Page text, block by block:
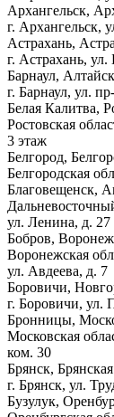
Архангельск,
г. Архангельск,
Астрахань,
г. Астрахань,
Барнаул,
г. Барнаул, ул.
Белая Калитва,
Ростовская
3 этаж
Белгород,
Белгородская
Благовещенск,
ул. Ленина, д. 27
Бобров,
Воронежская
ул. Авдеева, д. 7
Боровичи,
г. Боровичи, ул.
Бронницы,
Московская
ком. 30
Брянск,
г. Брянск, ул.
Бузулук,